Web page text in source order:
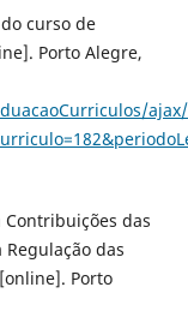
curso de
Porto Alegre,
Contribuições das
das
Porto